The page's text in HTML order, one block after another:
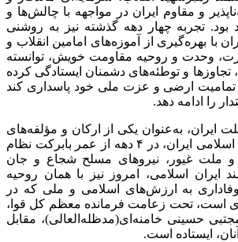
و مقاوم ایران در مواجهه با چالش‌ها و
بود. تجربه چهار دهه گذشته نیز به روشنی
با بهره‌گیری از آموزه‌های امامین انقلاب و
وحدت و روحیه مقاومت خویش، توانسته
تجاوزها و توطئه‌های دشمنان ایستادگی کرده
تمامیت ارضی و عزت ملی خود پاسداری کند
را ادامه دهد.
ایران، به‌عنوان یکی از ارکان و مؤلفه‌های
اصلی اقتدار جمهوری اسلامی ایران، در ۴ دهه از عمر بابرکت نظام
و ملت غیور، نیروهای مسلح شجاع و جان
ایران اسلامی، امروز نیز با همان روحیه
به ارزش‌های اسلامی و ملی که در
است، تحت زعامت فرمانده معظم کل قوا،
حسینی خامنه‌ای(مدظله‌العالی)، مقابل
ایستاده است.